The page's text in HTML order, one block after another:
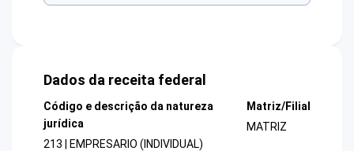
Dados da receita federal
Código e descrição da natureza
jurídica
213 | EMPRESARIO (INDIVIDUAL)
Matriz/Filial
MATRIZ